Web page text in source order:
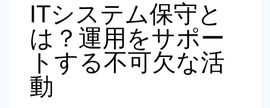
ITシステム保守と
は？運用をサポー
トする不可欠な活
動